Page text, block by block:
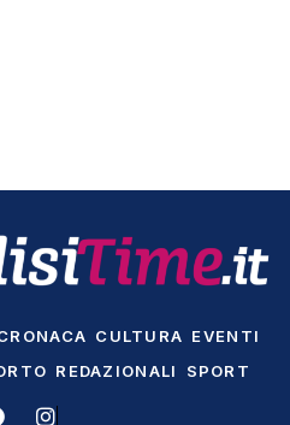
CULTURA EVENTI
REDAZIONALI SPORT